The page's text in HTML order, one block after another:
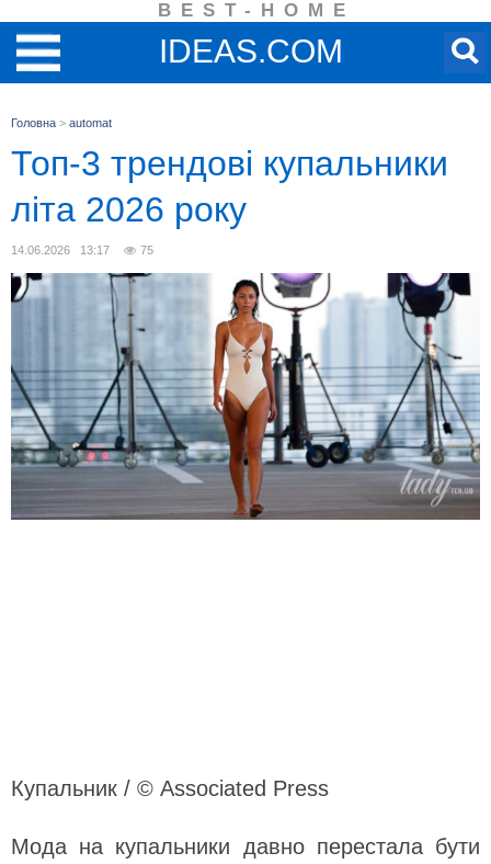
BEST-HOME
IDEAS.COM
Головна > automat
Топ-3 трендові купальники
літа 2026 року
14.06.2026 13:17 75
Купальник / © Associated Press
Мода на купальники давно перестала бути